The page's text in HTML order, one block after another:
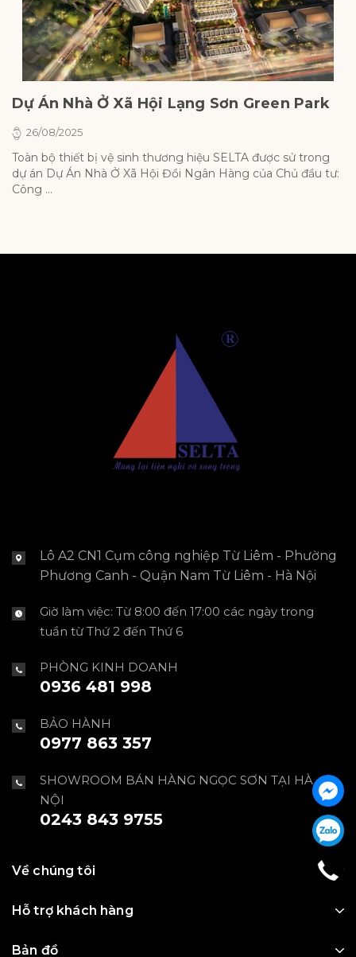
Dự Án Nhà Ở Xã Hội Lạng Sơn Green Park
26/08/2025
Toàn bộ thiết bị vệ sinh thương hiệu SELTA được sử trong
dự án Dự Án Nhà Ở Xã Hội Đồi Ngân Hàng của Chủ đầu tư:
Công ...
Lô A2 CN1 Cụm công nghiệp Từ Liêm - Phường
Phương Canh - Quận Nam Từ Liêm - Hà Nội
Giờ làm việc: Từ 8:00 đến 17:00 các ngày trong
tuần từ Thứ 2 đến Thứ 6
PHÒNG KINH DOANH
0936 481 998
BẢO HÀNH
0977 863 357
SHOWROOM BÁN HÀNG NGỌC SƠN TẠI HÀ
NỘI
0243 843 9755
Về chúng tôi
Hỗ trợ khách hàng
Bản đồ